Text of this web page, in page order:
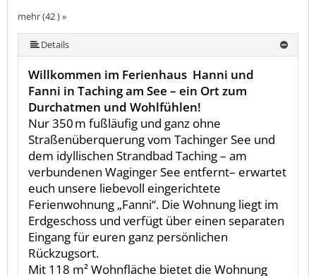
mehr (42 ) »
mehr (42 ) »
mehr (42 ) »
mehr (42 ) »
mehr (42 ) »
mehr (42 ) »
mehr (42 ) »
mehr (42 ) »
mehr (42 ) »
mehr (42 ) »
mehr (42 ) »
mehr (42 ) »
mehr (42 ) »
mehr (42 ) »
mehr (42 ) »
mehr (42 ) »
mehr (42 ) »
mehr (42 ) »
mehr (42 ) »
mehr (42 ) »
mehr (42 ) »
mehr (42 ) »
mehr (42 ) »
mehr (42 ) »
mehr (42 ) »
mehr (42 ) »
mehr (42 ) »
mehr (42 ) »
mehr (42 ) »
mehr (42 ) »
mehr (42 ) »
mehr (42 ) »
mehr (42 ) »
mehr (42 ) »
mehr (42 ) »
mehr (42 ) »
mehr (42 ) »
mehr (42 ) »
mehr (42 ) »
Details
Willkommen im Ferienhaus Hanni und
Fanni in Taching am See – ein Ort zum
Durchatmen und Wohlfühlen!
Nur 350 m fußläufig und ganz ohne
Straßenüberquerung vom Tachinger See und
dem idyllischen Strandbad Taching – am
verbundenen Waginger See entfernt– erwartet
euch unsere liebevoll eingerichtete
Ferienwohnung „Fanni“. Die Wohnung liegt im
Erdgeschoss und verfügt über einen separaten
Eingang für euren ganz persönlichen
Rückzugsort.
Mit 118 m² Wohnfläche bietet die Wohnung